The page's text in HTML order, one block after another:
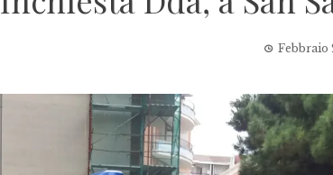
Febbraio